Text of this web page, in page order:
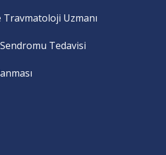
Uzmanı
Tedavisi